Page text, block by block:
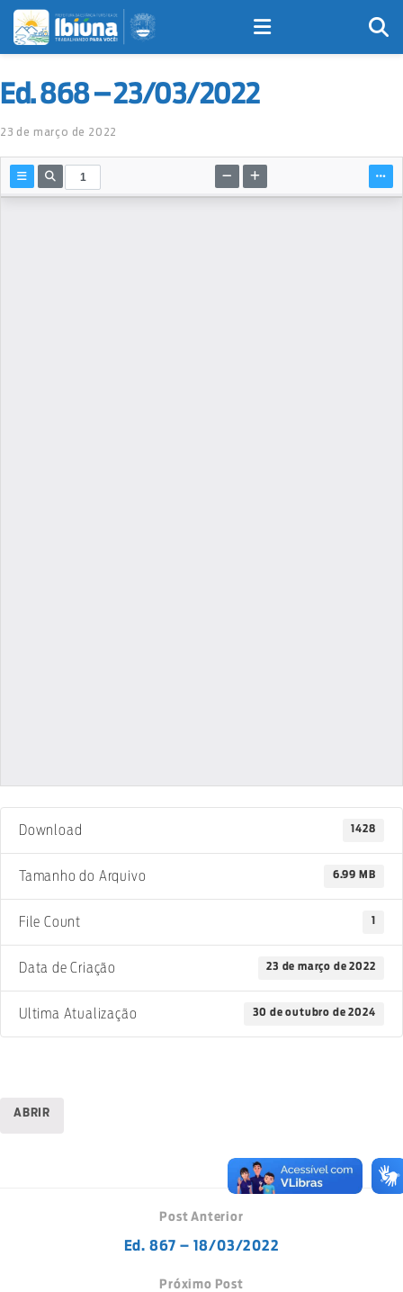
Ed. 868 – 23/03/2022
23 de março de 2022
Download 1428
Tamanho do Arquivo 6.99 MB
File Count 1
Data de Criação 23 de março de 2022
Ultima Atualização 30 de outubro de 2024
ABRIR
Post Anterior
Ed. 867 – 18/03/2022
Próximo Post